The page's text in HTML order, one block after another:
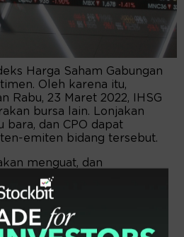
Harga Saham Gabungan
Oleh karena itu,
Rabu, 23 Maret 2022, IHSG
bursa lain. Lonjakan
bara, dan CPO dapat
emiten bidang tersebut.
menguat, dan
support 6.970, dan
Rusli, Research Analis